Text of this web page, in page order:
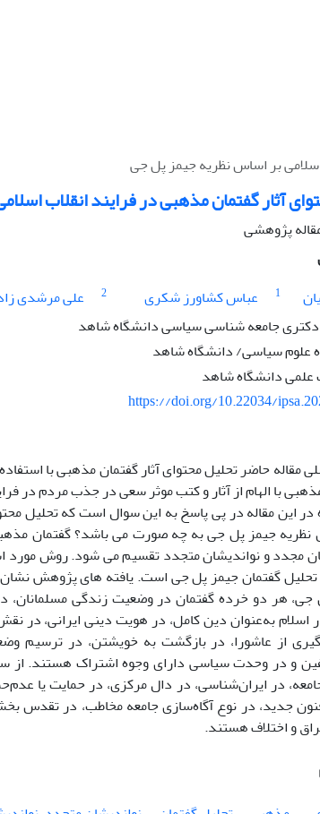
بر اساس نظریه جیمز پل جی
آثار گفتمان مذهبی در فرایند انقلاب
پژوهشی
1 عباس کشاورز شکری 2 علی مرشدی
جامعه شناسی سیاسی دانشگاه شاهد
علوم سیاسی/ دانشگاه شاهد
دانشگاه شاهد
https://doi.org/10.22034/
مقاله حاضر تحلیل محتوای آثار گفتمان مذهبی با
با الهام از آثار و کتب موثر سعی در جذب مردم در
این مقاله در پی پاسخ به این سوال است که تحلیل
جیمز پل جی به چه صورت می باشد؟ گفتمان
مجدد و نواندیشان متجدد تقسیم می شود. روش مورد
تحلیل گفتمان جیمز پل جی است. یافته های پژوهش
هر دو خرده گفتمان در وضعیت زندگی مسلمانان،
اسلام به‌عنوان دین کامل، در هویت دینی ایرانی، در
از عاشورا، در بازگشت به خویشتن، در ترسیم
و در وحدت سیاسی دارای وجوه اشتراک هستند.
در ایران‌شناسی، در دال مرکزی، در حمایت یا
جدید، در نوع آگاه‌سازی جامعه مخاطب، در تقدس
و اختلاف هستند.